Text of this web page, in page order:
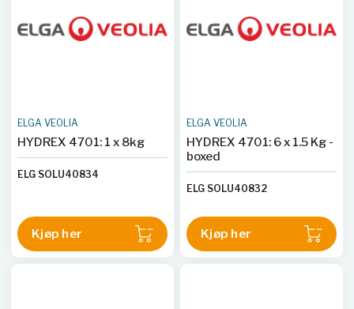
ELGA VEOLIA
HYDREX 4701: 1 x 8kg
ELG SOLU40834
Kjøp her
ELGA VEOLIA
HYDREX 4701: 6 x 1.5 Kg -
boxed
ELG SOLU40832
Kjøp her